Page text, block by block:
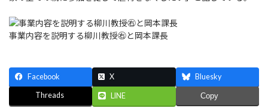
事業内容を説明する柳川教授㊨と岡本課長
Facebook X Bluesky
Threads LINE Copy